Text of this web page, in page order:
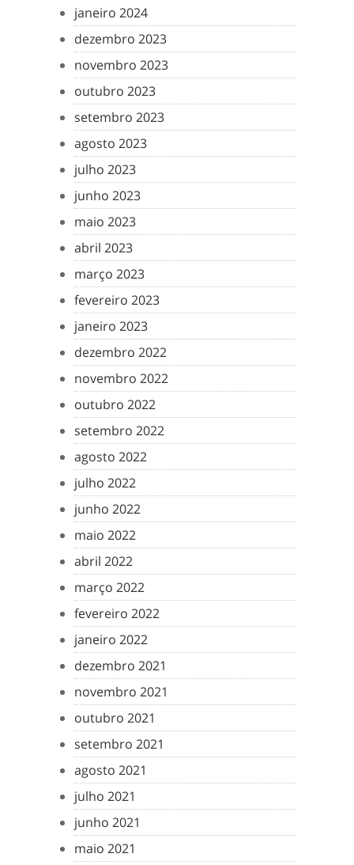
janeiro 2024
dezembro 2023
novembro 2023
outubro 2023
setembro 2023
agosto 2023
julho 2023
junho 2023
maio 2023
abril 2023
março 2023
fevereiro 2023
janeiro 2023
dezembro 2022
novembro 2022
outubro 2022
setembro 2022
agosto 2022
julho 2022
junho 2022
maio 2022
abril 2022
março 2022
fevereiro 2022
janeiro 2022
dezembro 2021
novembro 2021
outubro 2021
setembro 2021
agosto 2021
julho 2021
junho 2021
maio 2021